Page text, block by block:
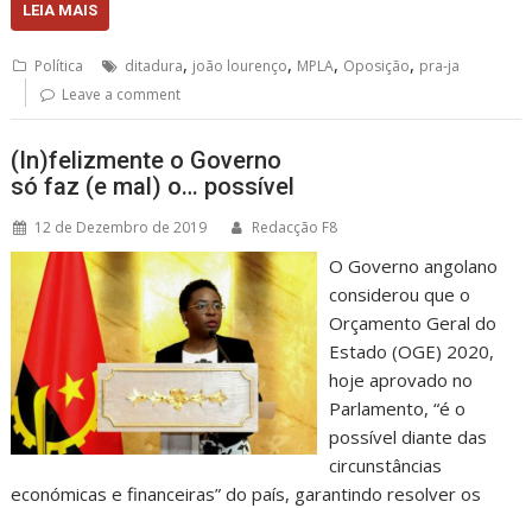
LEIA MAIS
Política ditadura, joão lourenço, MPLA, Oposição, pra-ja
Leave a comment
(In)felizmente o Governo
só faz (e mal) o… possível
12 de Dezembro de 2019 Redacção F8
O Governo angolano
considerou que o
Orçamento Geral do
Estado (OGE) 2020,
hoje aprovado no
Parlamento, “é o
possível diante das
circunstâncias
económicas e financeiras” do país, garantindo resolver os